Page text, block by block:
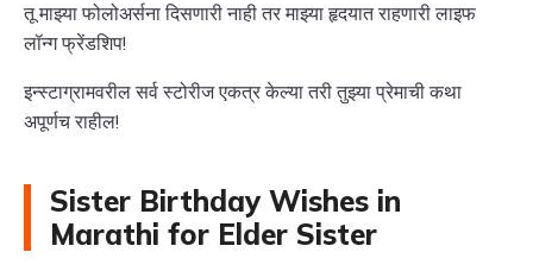
तू माझ्या फोलोअर्सना दिसणारी नाही तर माझ्या हृदयात राहणारी लाइफ
लॉन्ग फ्रेंडशिप!
इन्स्टाग्रामवरील सर्व स्टोरीज एकत्र केल्या तरी तुझ्या प्रेमाची कथा
अपूर्णच राहील!
Sister Birthday Wishes in
Marathi for Elder Sister